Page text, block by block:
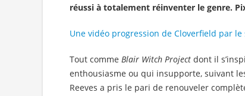
réussi à totalement réinventer le genre.
Une vidéo progression de Cloverfield par
Tout comme Blair Witch Project dont il
enthousiasme ou qui insupporte, suivant
Reeves a pris le pari de renouveler